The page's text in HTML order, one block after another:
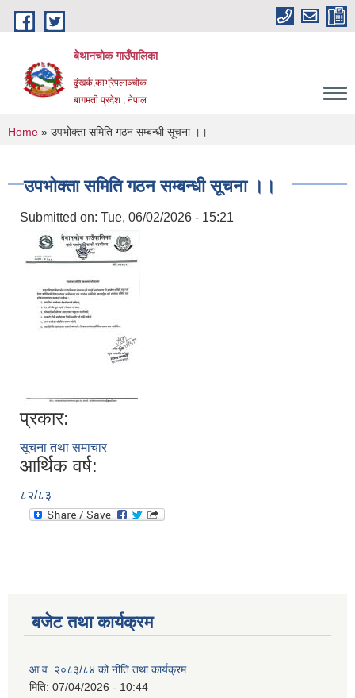
Skip to main content
बेथानचोक गाउँपालिका
ढुंखर्क,काभ्रेपलाञ्चाेक
बागमती प्रदेश , नेपाल
You are here
Home » उपभोक्ता समिति गठन सम्बन्धी सूचना ।।
उपभोक्ता समिति गठन सम्बन्धी सूचना ।।
Submitted on: Tue, 06/02/2026 - 15:21
प्रकार:
सूचना तथा समाचार
आर्थिक वर्ष:
८२/८३
बजेट तथा कार्यक्रम
आ.व. २०८३/८४ को नीति तथा कार्यक्रम
मिति: 07/04/2026 - 10:44